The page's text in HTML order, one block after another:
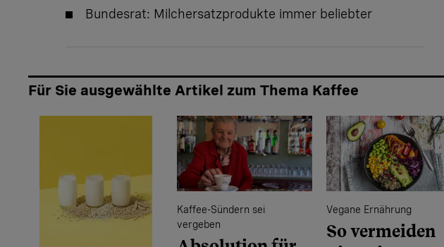
Bundesrat: Milchersatzprodukte immer beliebter
Für Sie ausgewählte Artikel zum Thema Kaffee
Kaffee-Sündern sei
vergeben
Vegane Ernährung
So vermeiden